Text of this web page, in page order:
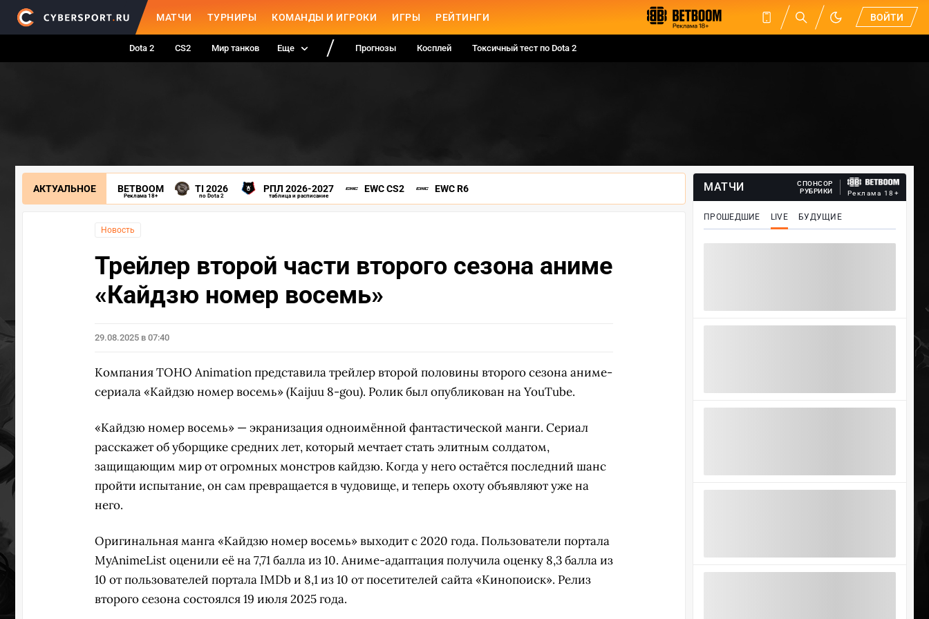
МАТЧИ ТУРНИРЫ КОМАНДЫ И ИГРОКИ ИГРЫ РЕЙТИНГИ ВОЙТИ
Dota 2 CS2 Мир танков Еще Прогнозы Косплей Токсичный тест по Dota 2
АКТУАЛЬНОЕ BETBOOM
Реклама 18+
TI 2026
по Dota 2
РПЛ 2026-2027
таблица и расписание
EWC CS2 EWC R6
Новость
Трейлер второй части второго сезона аниме
«Кайдзю номер восемь»
29.08.2025 в 07:40
Компания TOHO Animation представила трейлер второй половины второго сезона аниме-
сериала «Кайдзю номер восемь» (Kaijuu 8-gou). Ролик был опубликован на YouTube.
«Кайдзю номер восемь» — экранизация одноимённой фантастической манги. Сериал
расскажет об уборщике средних лет, который мечтает стать элитным солдатом,
защищающим мир от огромных монстров кайдзю. Когда у него остаётся последний шанс
пройти испытание, он сам превращается в чудовище, и теперь охоту объявляют уже на
него.
Оригинальная манга «Кайдзю номер восемь» выходит с 2020 года. Пользователи портала
MyAnimeList оценили её на 7,71 балла из 10. Аниме-адаптация получила оценку 8,3 балла из
10 от пользователей портала IMDb и 8,1 из 10 от посетителей сайта «Кинопоиск». Релиз
второго сезона состоялся 19 июля 2025 года.
МАТЧИ
СПОНСОР
РУБРИКИ
Реклама 18+
ПРОШЕДШИЕ LIVE БУДУЩИЕ